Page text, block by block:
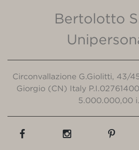
Bertolotto
Circonvallazione G.Giolitti, 43/
Giorgio (CN) Italy
5.000.000,00